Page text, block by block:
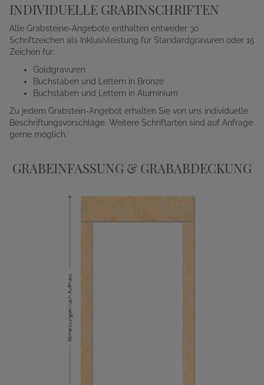
INDIVIDUELLE GRABINSCHRIFTEN
Alle Grabsteine-Angebote enthalten entweder 30
Schriftzeichen als Inklusivleistung für Standardgravuren oder 15
Zeichen für:
Goldgravuren
Buchstaben und Lettern in Bronze
Buchstaben und Lettern in Aluminium
Zu jedem Grabstein-Angebot erhalten Sie von uns individuelle
Beschriftungsvorschläge. Weitere Schriftarten sind auf Anfrage
gerne möglich.
GRABEINFASSUNG & GRABABDECKUNG